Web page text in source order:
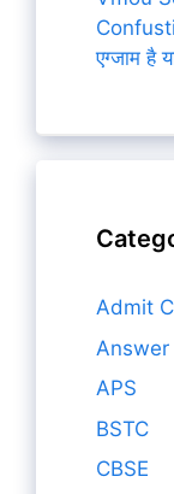
एग्जाम है
Admit
Answer
APS
BSTC
CBSE